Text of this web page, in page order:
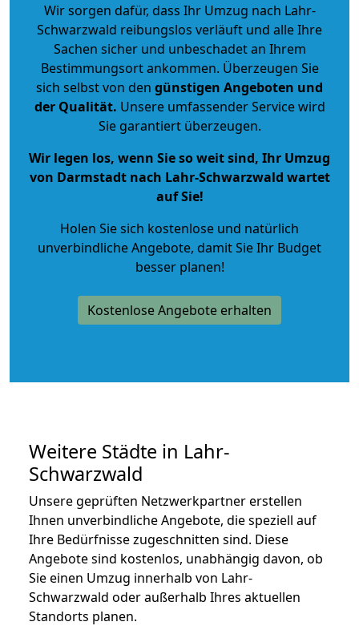
Wir sorgen dafür, dass Ihr Umzug nach Lahr-
Schwarzwald reibungslos verläuft und alle Ihre
Sachen sicher und unbeschadet an Ihrem
Bestimmungsort ankommen. Überzeugen Sie
sich selbst von den günstigen Angeboten und
der Qualität. Unsere umfassender Service wird
Sie garantiert überzeugen.
Wir legen los, wenn Sie so weit sind, Ihr Umzug
von Darmstadt nach Lahr-Schwarzwald wartet
auf Sie!
Holen Sie sich kostenlose und natürlich
unverbindliche Angebote, damit Sie Ihr Budget
besser planen!
Kostenlose Angebote erhalten
Weitere Städte in Lahr-
Schwarzwald
Unsere geprüften Netzwerkpartner erstellen
Ihnen unverbindliche Angebote, die speziell auf
Ihre Bedürfnisse zugeschnitten sind. Diese
Angebote sind kostenlos, unabhängig davon, ob
Sie einen Umzug innerhalb von Lahr-
Schwarzwald oder außerhalb Ihres aktuellen
Standorts planen.